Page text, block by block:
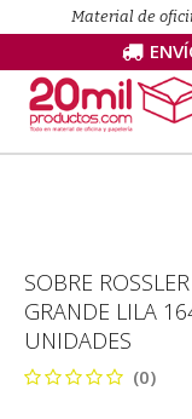
Material de
SOBRE
GRANDE LILA
UNIDADES
(0)